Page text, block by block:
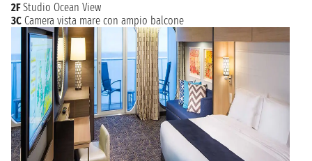
2F Studio Ocean View
3C Camera vista mare con ampio balcone